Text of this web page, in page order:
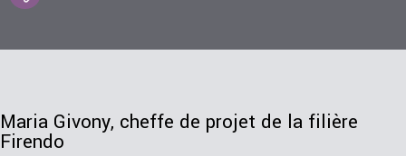
Maria Givony, cheffe de projet de la filière
Firendo